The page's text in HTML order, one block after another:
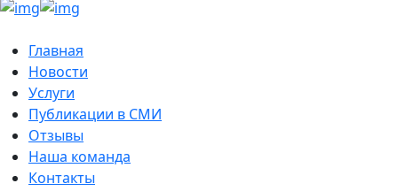
Главная
Новости
Услуги
Публикации в СМИ
Отзывы
Наша команда
Контакты